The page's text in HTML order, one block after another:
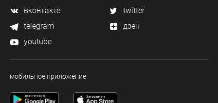
вконтакте
twitter
telegram
дзен
youtube
мобильное приложение